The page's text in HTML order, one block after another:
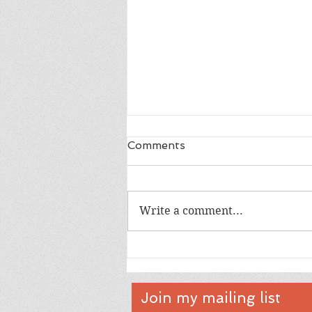
က ဘာလဲ?
Comments
Write a comment...
Join my mailing list